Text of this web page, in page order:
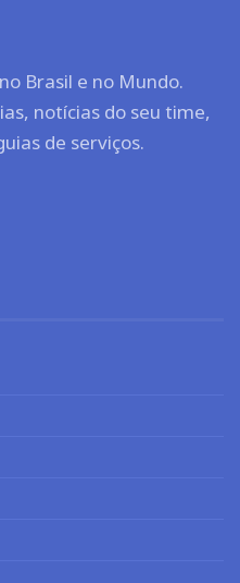
Brasil e no Mundo.
notícias do seu time,
de serviços.